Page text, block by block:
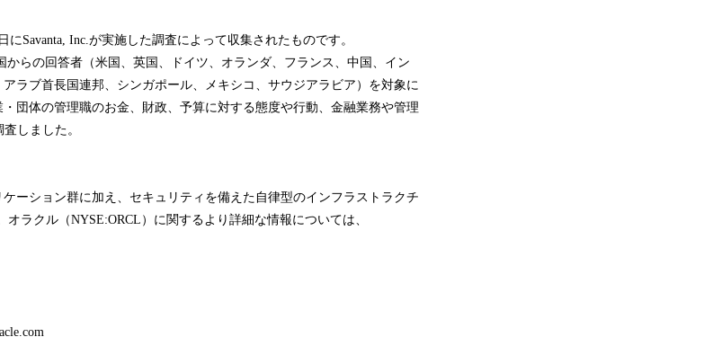
にSavanta, Inc.が実施した調査によって収集されたものです。
からの回答者（米国、英国、ドイツ、オランダ、フランス、中国、イン
ラブ首長国連邦、シンガポール、メキシコ、サウジアラビア）を対象に
団体の管理職のお金、財政、予算に対する態度や行動、金融業務や管理
しました。
ーション群に加え、セキュリティを備えた自律型のインフラストラクチ
オラクル（NYSE:ORCL）に関するより詳細な情報については、